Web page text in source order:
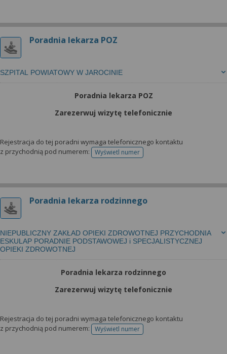
Poradnia lekarza POZ
SZPITAL POWIATOWY W JAROCINIE
Poradnia lekarza POZ
Zarezerwuj wizytę telefonicznie
Rejestracja do tej poradni wymaga telefonicznego kontaktu
z przychodnią pod numerem:
Wyświetl numertelefonu do rejestracji
Poradnia lekarza rodzinnego
NIEPUBLICZNY ZAKŁAD OPIEKI ZDROWOTNEJ PRZYCHODNIA
ESKULAP PORADNIE PODSTAWOWEJ i SPECJALISTYCZNEJ
OPIEKI ZDROWOTNEJ
Poradnia lekarza rodzinnego
Zarezerwuj wizytę telefonicznie
Rejestracja do tej poradni wymaga telefonicznego kontaktu
z przychodnią pod numerem:
Wyświetl numertelefonu do rejestracji